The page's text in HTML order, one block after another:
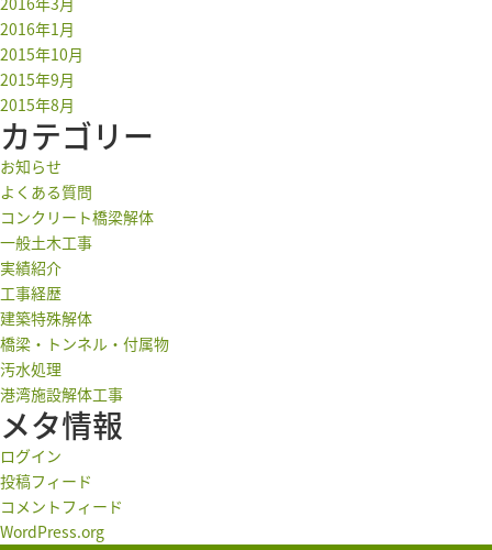
2016年1月
2015年10月
2015年9月
2015年8月
カテゴリー
お知らせ
よくある質問
コンクリート橋梁解体
一般土木工事
実績紹介
工事経歴
建築特殊解体
橋梁・トンネル・付属物
汚水処理
港湾施設解体工事
メタ情報
ログイン
投稿フィード
コメントフィード
WordPress.org